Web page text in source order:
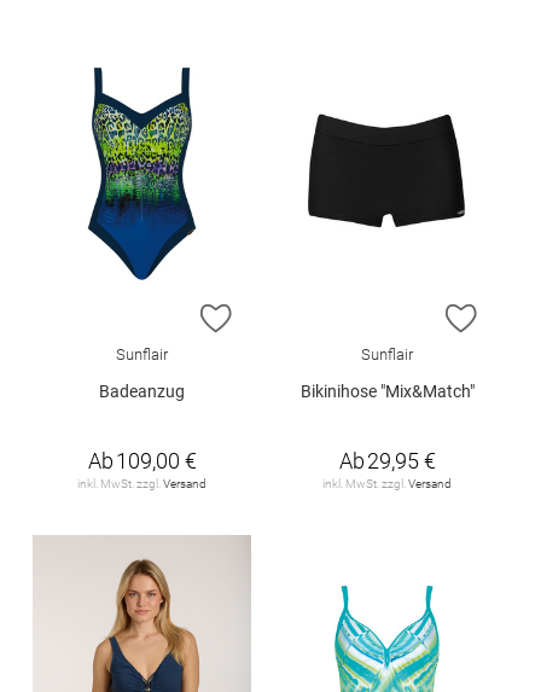
ZUR WUNSCHLISTE HINZUFÜGEN
Sunflair
Badeanzug
Ab109,00 €
inkl. MwSt. zzgl.Versand
ZUR
Sunflair
Bikinihose "Mix&Match"
Ab29,95 €
inkl. MwSt. zzgl.Versand